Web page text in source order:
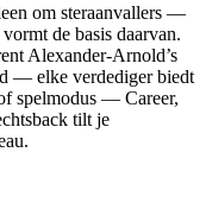
om steraanvallers —
de basis daarvan.
Alexander-Arnold’s
— elke verdediger biedt
spelmodus — Career,
tilt je